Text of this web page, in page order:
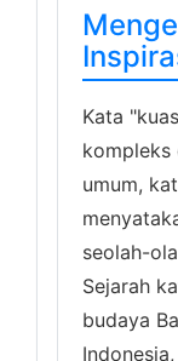
Kata
kompleks
umum,
seolah-
Sejarah
budaya